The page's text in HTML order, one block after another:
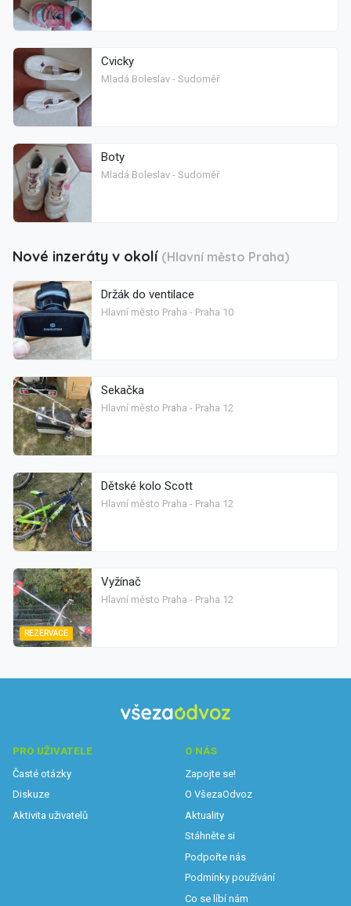
Cvicky
Mladá Boleslav - Sudoměř
Boty
Mladá Boleslav - Sudoměř
Nové inzeráty v okolí (Hlavní město Praha)
Držák do ventilace
Hlavní město Praha - Praha 10
Sekačka
Hlavní město Praha - Praha 12
Dětské kolo Scott
Hlavní město Praha - Praha 12
REZERVACE
Vyžínač
Hlavní město Praha - Praha 12
PRO UŽIVATELE
Časté otázky
Diskuze
Aktivita uživatelů
O NÁS
Zapojte se!
O VšezaOdvoz
Aktuality
Stáhněte si
Podpořte nás
Podmínky používání
Co se líbí nám